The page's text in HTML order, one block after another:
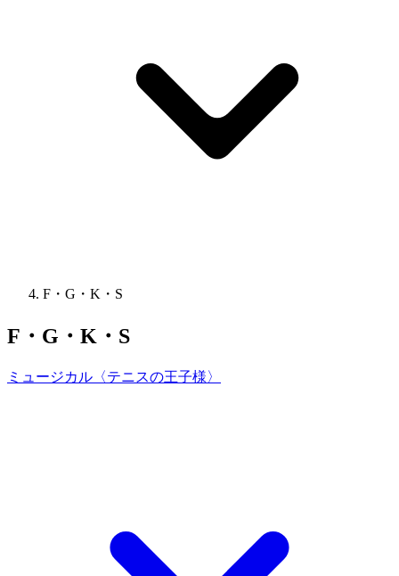
F・G・K・S
F・G・K・S
ミュージカル〈テニスの王子様〉